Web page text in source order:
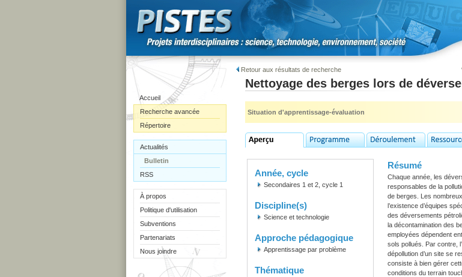
Accueil
Recherche avancée
Répertoire
Actualités
Bulletin
RSS
À propos
Politique d'utilisation
Subventions
Partenariats
Nous joindre
Retour aux résultats de recherche
Nettoyage des berges lors de
Situation d'apprentissage-évaluation
Année, cycle
Secondaires 1 et 2, cycle 1
Discipline(s)
Science et technologie
Approche pédagogique
Apprentissage par problème
Thématique
Résumé
Chaque année, les
responsables de la
de berges. Les
l’existence d’équipes
des déversements
la décontamination des
employées dépendent
sols pollués. Par contre,
dépollution d’un site se
consiste à bien gérer
conditions du terrain